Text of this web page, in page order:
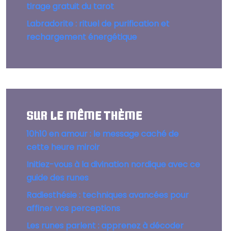
tirage gratuit du tarot
Labradorite : rituel de purification et
rechargement énergétique
SUR LE MÊME THÈME
10h10 en amour : le message caché de
cette heure miroir
Initiez-vous à la divination nordique avec ce
guide des runes
Radiesthésie : techniques avancées pour
affiner vos perceptions
Les runes parlent : apprenez à décoder